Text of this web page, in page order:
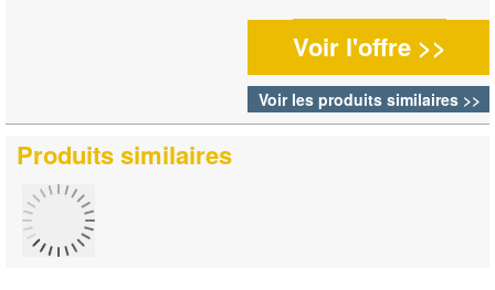
Voir l'offre >>
Voir les produits similaires >>
Produits similaires